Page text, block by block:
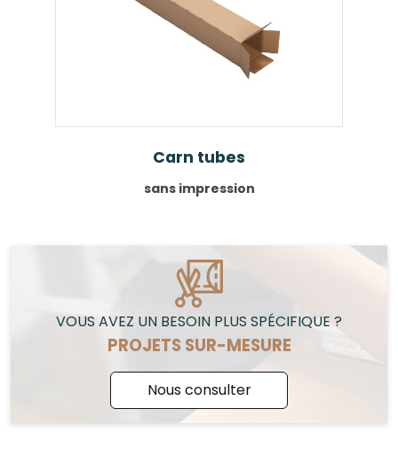
Carn tubes
sans impression
VOUS AVEZ UN BESOIN PLUS SPÉCIFIQUE ?
PROJETS SUR-MESURE
Nous consulter